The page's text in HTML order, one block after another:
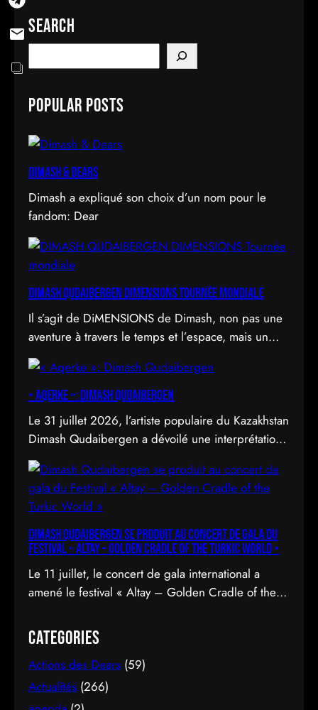
Search
e
r
h
Popular Posts
Dimash & Dears
Dimash a expliqué son choix d’un nom pour le
fandom: Dear
DIMASH QUDAIBERGEN DIMENSIONS Tournée mondiale
Il s’agit de DiMENSIONS de Dimash, non pas une
aventure à travers le temps et l’espace, mais un
déploiement de soi à travers l’acte d’être vu.
« Aqerke »: Dimash Qudaibergen
Le 31 juillet 2026, l’artiste populaire du Kazakhstan
Dimash Qudaibergen a dévoilé une interprétation
contemporaine de la chanson folklorique kazakhe
Aqerke sur sa chaîne YouTube officielle.
Dimash Qudaibergen se produit au concert de gala du
Festival « Altay – Golden Cradle of the Turkic World »
Le 11 juillet, le concert de gala international a
amené le festival « Altay – Golden Cradle of the
pied des montagnes d’Altay au Kazakhstan.
Categories
Actions des Dears (59)
Actualités (266)